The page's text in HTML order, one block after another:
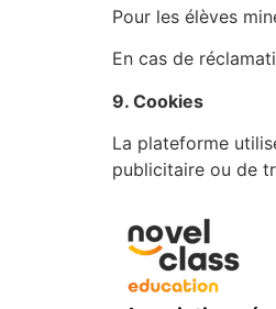
Pour les élèves
En cas de
9. Cookies
La plateforme
publicitaire ou de